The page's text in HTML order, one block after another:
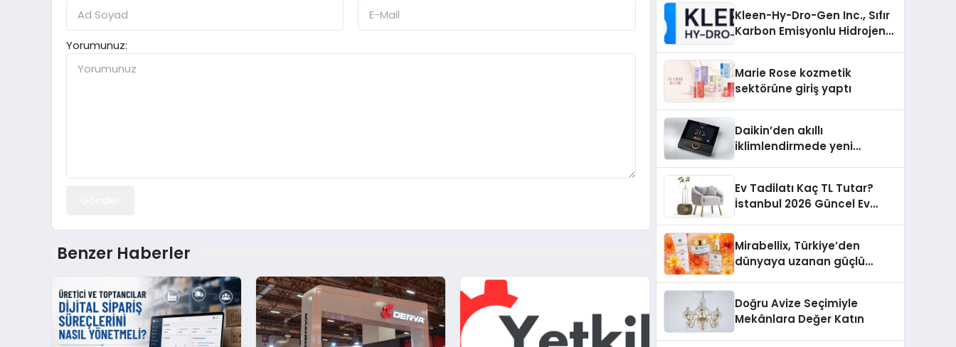
Yorumunuz:
Benzer Haberler
Kleen-Hy-Dro-Gen Inc., Sıfır
Karbon Emisyonlu Hidrojen
Aldı
Marie Rose kozmetik
sektörüne giriş yaptı
Daikin’den akıllı
iklimlendirmede yeni
Ev Tadilatı Kaç TL Tutar?
İstanbul 2026 Güncel Ev
Mirabellix, Türkiye’den
dünyaya uzanan güçlü
Doğru Avize Seçimiyle
Mekânlara Değer Katın